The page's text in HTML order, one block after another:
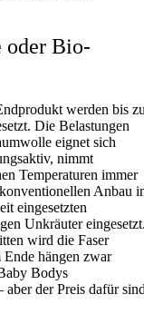
oder Bio-
werden bis
Die Belastungen
eignet sich
nimmt
Temperaturen immer
Anbau
eingesetzten
Unkräuter
wird die Faser
Ende hängen zwar
Bodys
aber der Preis dafür